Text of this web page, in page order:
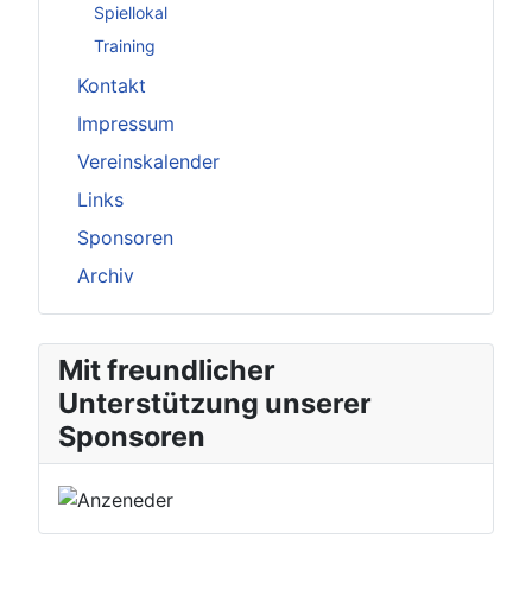
Spiellokal
Training
Kontakt
Impressum
Vereinskalender
Links
Sponsoren
Archiv
Mit freundlicher
Unterstützung unserer
Sponsoren